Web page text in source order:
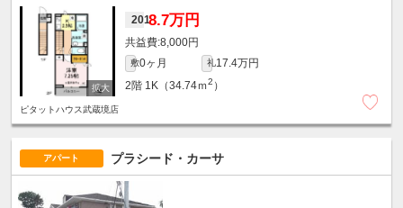
2018.7万円
8,000円
敷0ヶ月 礼17.4万円
2階 1K（34.74ｍ2 ）
ピタットハウス武蔵境店
アパート プラシード・カーサ